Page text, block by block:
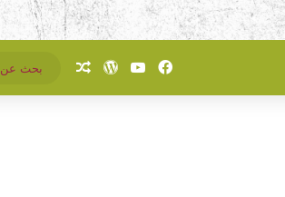
فيسبوك‫YouTube
‫WordPress
مقال عشوائي